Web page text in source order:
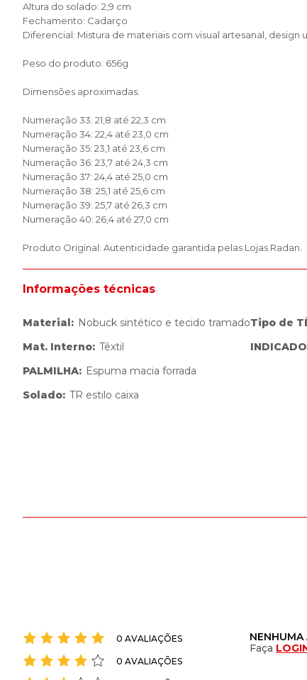
Altura do solado: 2,9 cm
Fechamento: Cadarço
Diferencial: Mistura de materiais com visual artesanal, design
Peso do produto: 656g
Dimensões aproximadas:
Numeração 33: 21,8 até 22,3 cm
Numeração 34: 22,4 até 23,0 cm
Numeração 35: 23,1 até 23,6 cm
Numeração 36: 23,7 até 24,3 cm
Numeração 37: 24,4 até 25,0 cm
Numeração 38: 25,1 até 25,6 cm
Numeração 39: 25,7 até 26,3 cm
Numeração 40: 26,4 até 27,0 cm
Produto Original: Autenticidade garantida pelas Lojas Radan.
Informações técnicas
Material: Nobuck sintético e tecido tramado
Mat. Interno: Têxtil
PALMILHA: Espuma macia forrada
Solado: TR estilo caixa
Tipo de
INDICADO
0 AVALIAÇÕES
0 AVALIAÇÕES
NENHUMA
Faça